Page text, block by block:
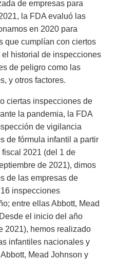
de empresas para
la FDA evaluó las
en 2020 para
que cumplían con ciertos
historial de inspecciones
de peligro como las
y otros factores.
ciertas inspecciones de
la pandemia, la FDA
de vigilancia
de fórmula infantil a partir
2021 (del 1 de
de 2021), dimos
de las empresas de
inspecciones
entre ellas Abbott, Mead
el inicio del año
2021), hemos realizado
infantiles nacionales y
Mead Johnson y